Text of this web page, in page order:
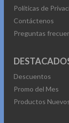
Políticas de
Contáctenos
Preguntas
Descuentos
Promo del Mes
Productos